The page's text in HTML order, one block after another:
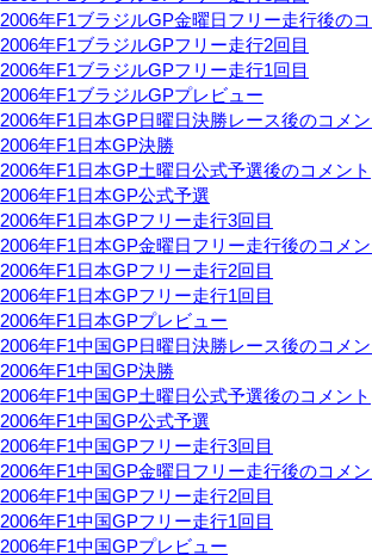
2006年F1ブラジルGP金曜日フリー走行後の
2006年F1ブラジルGPフリー走行2回目
2006年F1ブラジルGPフリー走行1回目
2006年F1ブラジルGPプレビュー
2006年F1日本GP日曜日決勝レース後のコメ
2006年F1日本GP決勝
2006年F1日本GP土曜日公式予選後のコメント
2006年F1日本GP公式予選
2006年F1日本GPフリー走行3回目
2006年F1日本GP金曜日フリー走行後のコメ
2006年F1日本GPフリー走行2回目
2006年F1日本GPフリー走行1回目
2006年F1日本GPプレビュー
2006年F1中国GP日曜日決勝レース後のコメ
2006年F1中国GP決勝
2006年F1中国GP土曜日公式予選後のコメント
2006年F1中国GP公式予選
2006年F1中国GPフリー走行3回目
2006年F1中国GP金曜日フリー走行後のコメ
2006年F1中国GPフリー走行2回目
2006年F1中国GPフリー走行1回目
2006年F1中国GPプレビュー